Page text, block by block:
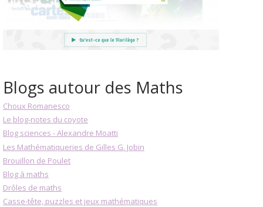
Blogs autour des Maths
Choux Romanesco
Le blog-notes du coyote
Blog sciences - Alexandre Moatti
Les Mathématiqueries de Gilles G. Jobin
Brouillon de Poulet
Blog à maths
Drôles de maths
Casse-tête, puzzles et jeux mathématiques